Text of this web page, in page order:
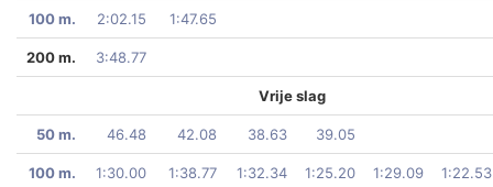
100 m. 2:02.15 1:47.65
200 m. 3:48.77
Vrije slag
50 m. 46.48 42.08 38.63 39.05
100 m. 1:30.00 1:38.77 1:32.34 1:25.20 1:29.09 1:22.53